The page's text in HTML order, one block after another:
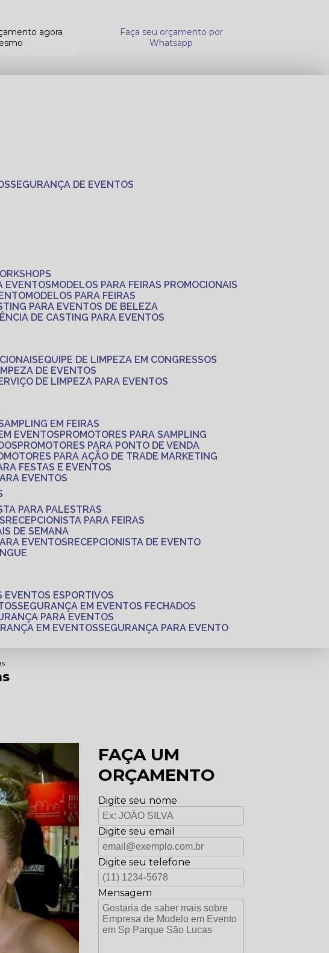
agora
Faça seu orçamento por
Whatsapp
SEGURANÇA DE EVENTOS
EVENTOS
MODELOS PARA FEIRAS PROMOCIONAIS
MODELOS PARA FEIRAS
PARA EVENTOS DE BELEZA
DE CASTING PARA EVENTOS
EQUIPE DE LIMPEZA EM CONGRESSOS
DE EVENTOS
DE LIMPEZA PARA EVENTOS
EM FEIRAS
EVENTOS
PROMOTORES PARA SAMPLING
PROMOTORES PARA PONTO DE VENDA
PARA AÇÃO DE TRADE MARKETING
FESTAS E EVENTOS
EVENTOS
PARA PALESTRAS
RECEPCIONISTA PARA FEIRAS
DE SEMANA
EVENTOS
RECEPCIONISTA DE EVENTO
EVENTOS ESPORTIVOS
SEGURANÇA EM EVENTOS FECHADOS
PARA EVENTOS
EM EVENTOS SEGURANÇA PARA EVENTO
FAÇA UM
ORÇAMENTO
Digite seu nome
Digite seu email
Digite seu telefone
Mensagem